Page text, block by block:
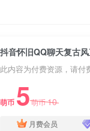
抖音怀旧QQ聊天复古
此内容为付费资源，请付
萌币 5萌币10
月费会员